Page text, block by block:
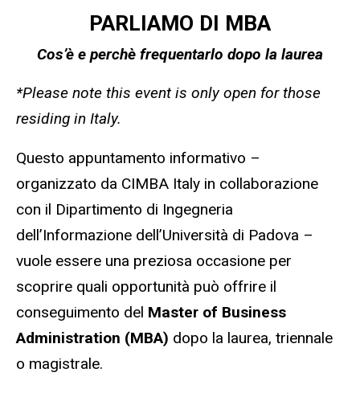
PARLIAMO DI MBA
Cos’è e perchè frequentarlo dopo la laurea
*Please note this event is only open for those
residing in Italy.
Questo appuntamento informativo –
organizzato da CIMBA Italy in collaborazione
con il Dipartimento di Ingegneria
dell’Informazione dell’Università di Padova –
vuole essere una preziosa occasione per
scoprire quali opportunità può offrire il
conseguimento del Master of Business
Administration (MBA) dopo la laurea, triennale
o magistrale.